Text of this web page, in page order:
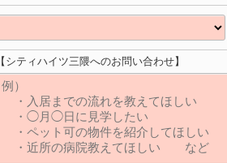
【シティハイツ三隈へのお問い合わせ】